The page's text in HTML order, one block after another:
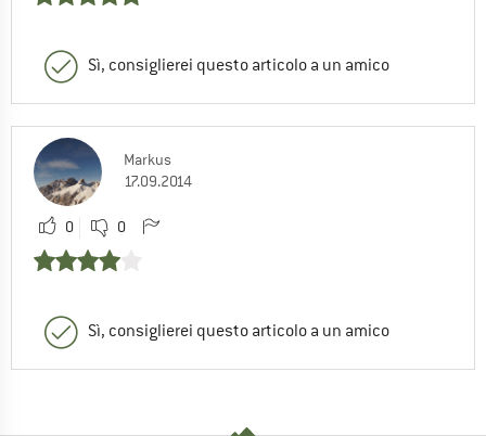
Sì, consiglierei questo articolo a un amico
Markus
17.09.2014
0 0
Sì, consiglierei questo articolo a un amico